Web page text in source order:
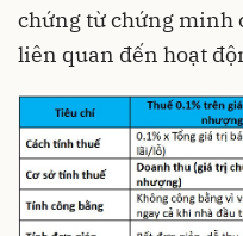
chứng từ chứng minh
liên quan đến hoạt